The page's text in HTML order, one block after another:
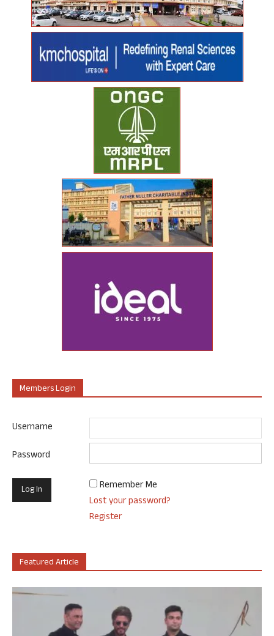
Members Login
Username
Password
Remember Me
Lost your password?
Register
Featured Article